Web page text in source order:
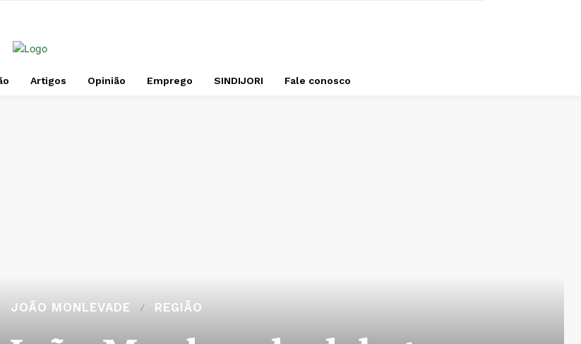
Artigos Opinião Emprego SINDIJORI Fale conosco
JOÃO MONLEVADE REGIÃO